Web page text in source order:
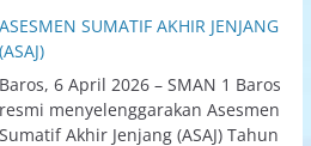
ASESMEN SUMATIF AKHIR JENJANG
(ASAJ)
Baros, 6 April 2026 – SMAN 1 Baros
resmi menyelenggarakan Asesmen
Sumatif Akhir Jenjang (ASAJ) Tahun